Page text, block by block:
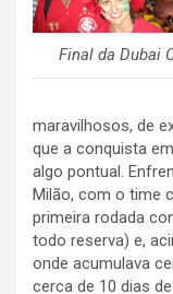
Final da Dubai
maravilhosos, de
que a conquista
algo pontual.
Milão, com o time
primeira rodada
todo reserva) e,
onde acumulava
cerca de 10 dias